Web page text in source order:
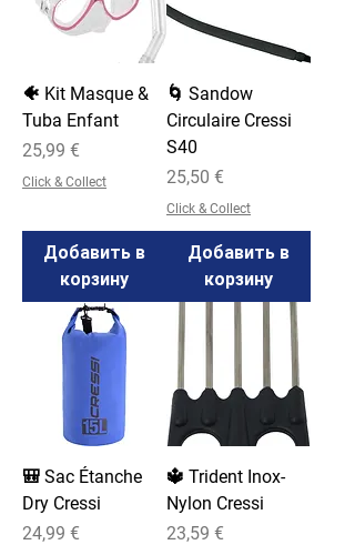
🐠 Kit Masque &
Tuba Enfant
Цена
25,99 €
Click & Collect
Добавить в
корзину
🌀 Sandow
Circulaire Cressi
S40
Цена
25,50 €
Click & Collect
Добавить в
корзину
🎒 Sac Étanche
Dry Cressi
Цена
24,99 €
🔱 Trident Inox-
Nylon Cressi
Цена
23,59 €